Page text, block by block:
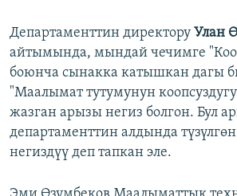
Департаменттин директору Улан
айтымында, мындай чечимге
боюнча сынакка катышкан дагы
"Маалымат тутумунун
жазган арызы негиз болгон. Бул
департаменттин алдында
негиздүү деп тапкан эле.